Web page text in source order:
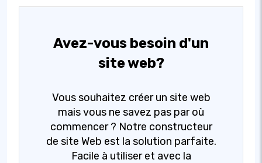
Avez-vous besoin d'un
site web?
Vous souhaitez créer un site web
mais vous ne savez pas par où
commencer ? Notre constructeur
de site Web est la solution parfaite.
Facile à utiliser et avec la